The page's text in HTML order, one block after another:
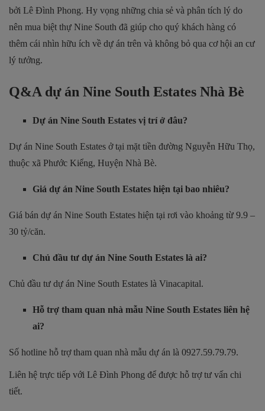
bởi Lê Đình Phong. Hy vọng những chia sẻ và phân tích lý do
nên mua biệt thự Nine South đã giúp cho quý khách hàng có
thêm cái nhìn hữu ích về dự án trên và không bỏ qua cơ hội an cư
lý tưởng.
Q&A dự án Nine South Estates Nhà Bè
Dự án Nine South Estates vị trí ở đâu?
Dự án Nine South Estates ở tại mặt tiền đường Nguyễn Hữu Thọ,
thuộc xã Phước Kiểng, Huyện Nhà Bè.
Giá dự án Nine South Estates hiện tại bao nhiêu?
Giá bán dự án Nine South Estates hiện tại rơi vào khoảng từ 9.9 –
30 tỷ/căn.
Chủ đầu tư dự án Nine South Estates là ai?
Chủ đầu tư dự án Nine South Estates là Vinacapital.
Hỗ trợ tham quan nhà mẫu Nine South Estates liên hệ
ai?
Số hotline hỗ trợ tham quan nhà mẫu dự án là 0927.59.79.79.
Liên hệ trực tiếp với Lê Đình Phong để được hỗ trợ tư vấn chi
tiết.